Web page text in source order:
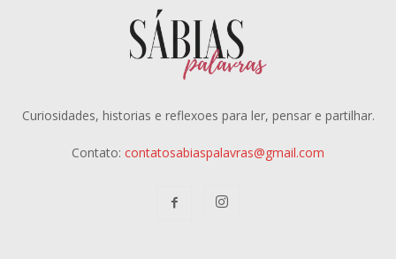
Curiosidades, historias e reflexoes para ler, pensar e partilhar.
Contato: contatosabiaspalavras@gmail.com